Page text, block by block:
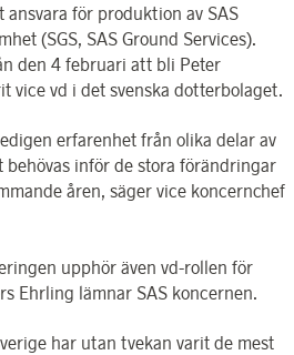
för produktion av SAS
(SGS, SAS Ground Services).
den 4 februari att bli Peter
vice vd i det svenska dotterbolaget.
erfarenhet från olika delar av
inför de stora förändringar
åren, säger vice koncernchef
upphör även vd-rollen för
Ehrling lämnar SAS koncernen.
har utan tvekan varit de mest